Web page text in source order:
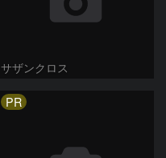
サザンクロス
PR